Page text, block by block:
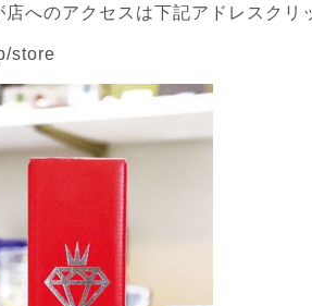
店へのアクセスは下記アドレスクリ
store